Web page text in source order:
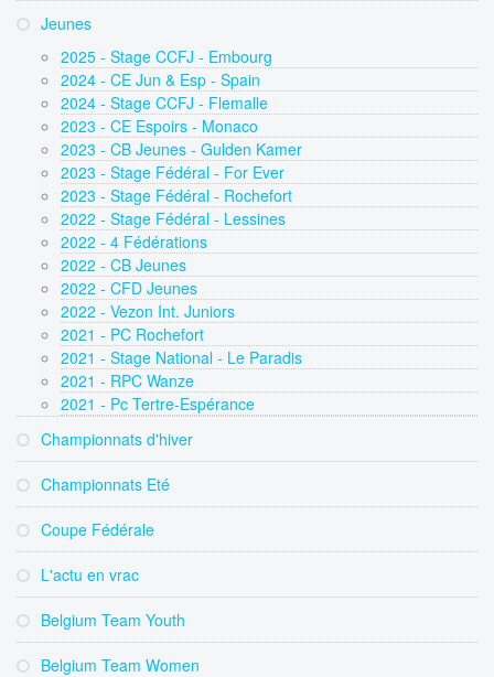
Jeunes
2025 - Stage CCFJ - Embourg
2024 - CE Jun & Esp - Spain
2024 - Stage CCFJ - Flemalle
2023 - CE Espoirs - Monaco
2023 - CB Jeunes - Gulden Kamer
2023 - Stage Fédéral - For Ever
2023 - Stage Fédéral - Rochefort
2022 - Stage Fédéral - Lessines
2022 - 4 Fédérations
2022 - CB Jeunes
2022 - CFD Jeunes
2022 - Vezon Int. Juniors
2021 - PC Rochefort
2021 - Stage National - Le Paradis
2021 - RPC Wanze
2021 - Pc Tertre-Espérance
Championnats d'hiver
Championnats Eté
Coupe Fédérale
L'actu en vrac
Belgium Team Youth
Belgium Team Women